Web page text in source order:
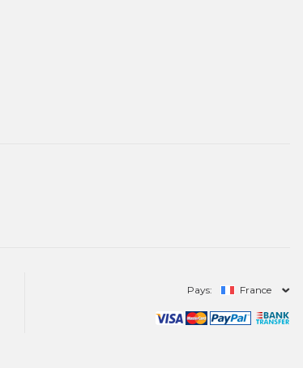
Pays: France